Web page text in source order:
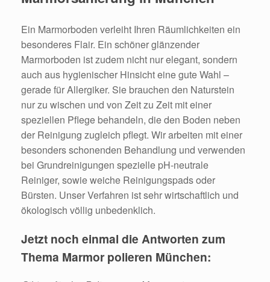
Ein Marmorboden verleiht Ihren Räumlichkeiten ein
besonderes Flair. Ein schöner glänzender
Marmorboden ist zudem nicht nur elegant, sondern
auch aus hygienischer Hinsicht eine gute Wahl –
gerade für Allergiker. Sie brauchen den Naturstein
nur zu wischen und von Zeit zu Zeit mit einer
speziellen Pflege behandeln, die den Boden neben
der Reinigung zugleich pflegt. Wir arbeiten mit einer
besonders schonenden Behandlung und verwenden
bei Grundreinigungen spezielle pH-neutrale
Reiniger, sowie weiche Reinigungspads oder
Bürsten. Unser Verfahren ist sehr wirtschaftlich und
ökologisch völlig unbedenklich.
Jetzt noch einmal die Antworten zum
Thema Marmor polieren München: